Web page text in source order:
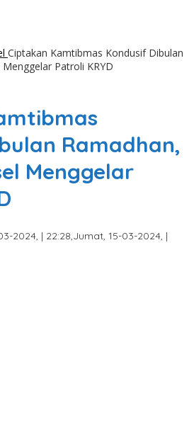
Ciptakan Kamtibmas Kondusif Dibulan
Patroli KRYD
Ramadhan,
Menggelar
2024, | 22:28,Jumat, 15-03-2024, |